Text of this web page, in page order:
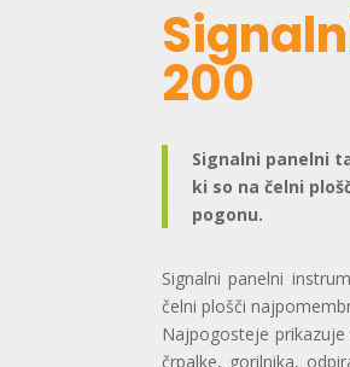
200
Signalni panelni
ki so na čelni
pogonu.
Signalni panelni
čelni plošči
Najpogosteje
črpalke, gorilnika,